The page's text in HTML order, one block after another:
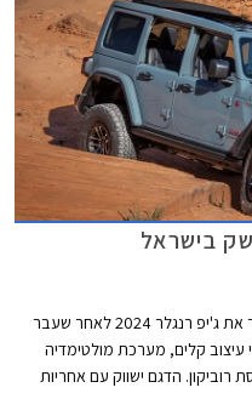
סמלת, יבואנית ג'יפ לישראל, משיקה הבוקר את ג'יפ רנגלר 2024 לאחר שעבר
עיצוב קלים, מערכת מולטימדיה
הדגם ישווק עם אחריות